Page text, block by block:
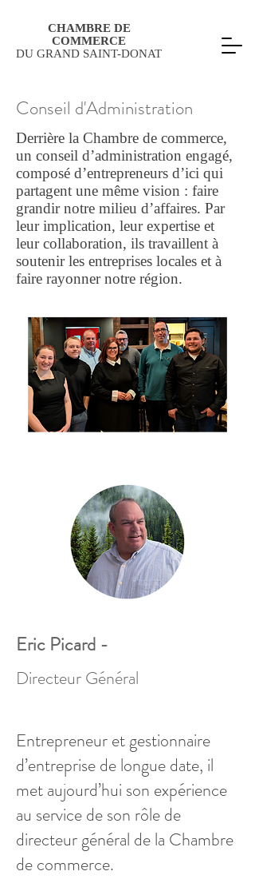
CHAMBRE DE
COMMERCE
DU GRAND SAINT-DONAT
Conseil d'Administration
Derrière la Chambre de commerce,
un conseil d’administration engagé,
composé d’entrepreneurs d’ici qui
partagent une même vision : faire
grandir notre milieu d’affaires. Par
leur implication, leur expertise et
leur collaboration, ils travaillent à
soutenir les entreprises locales et à
faire rayonner notre région.
Eric Picard -
Directeur Général
Entrepreneur et gestionnaire
d’entreprise de longue date, il
met aujourd’hui son expérience
au service de son rôle de
directeur général de la Chambre
de commerce.